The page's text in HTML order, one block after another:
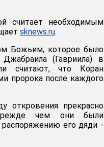
считает необходимым
sknews.ru.
Божьим, которое было
(Гавриила) в
считают, что Коран
пророка после каждого
откровения прекрасно
прежде чем они были
его дяди -